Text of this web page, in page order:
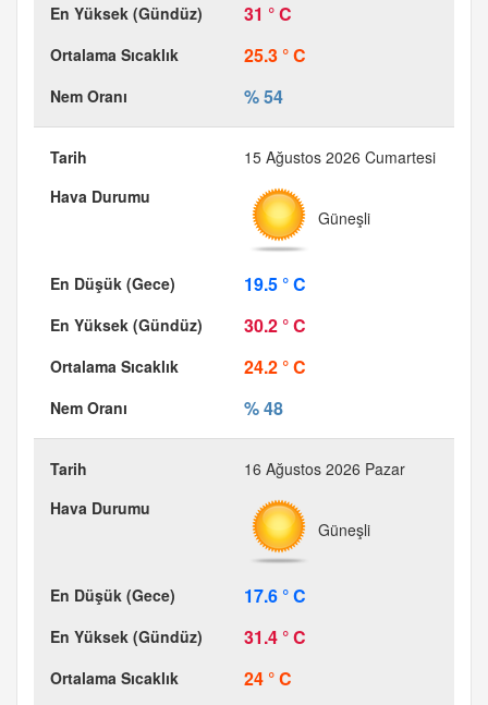
31 ° C
25.3 ° C
% 54
15 Ağustos 2026 Cumartesi
Güneşli
19.5 ° C
30.2 ° C
24.2 ° C
% 48
16 Ağustos 2026 Pazar
Güneşli
17.6 ° C
31.4 ° C
24 ° C